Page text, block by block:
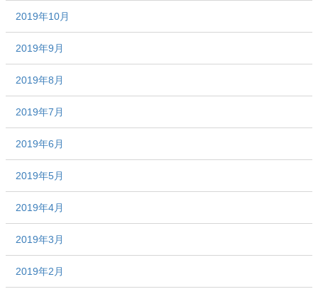
2019年10月
2019年9月
2019年8月
2019年7月
2019年6月
2019年5月
2019年4月
2019年3月
2019年2月